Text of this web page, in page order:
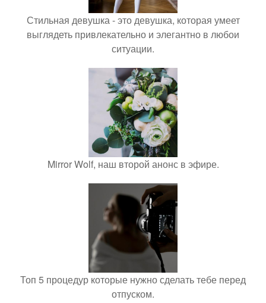
Стильная девушка - это девушка, которая умеет
выглядеть привлекательно и элегантно в любои
ситуации.
Mirror Wolf, наш второй анонс в эфире.
Топ 5 процедур которые нужно сделать тебе перед
отпуском.